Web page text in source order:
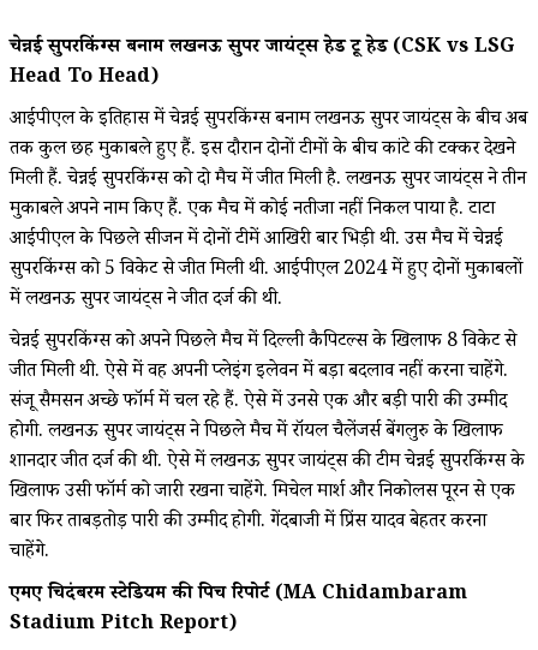
चेन्नई सुपरकिंग्स बनाम लखनऊ सुपर जायंट्स हेड टू हेड (CSK vs LSG
Head To Head)
आईपीएल के इतिहास में चेन्नई सुपरकिंग्स बनाम लखनऊ सुपर जायंट्स के बीच अब
तक कुल छह मुकाबले हुए हैं. इस दौरान दोनों टीमों के बीच कांटे की टक्कर देखने
मिली हैं. चेन्नई सुपरकिंग्स को दो मैच में जीत मिली है. लखनऊ सुपर जायंट्स ने तीन
मुकाबले अपने नाम किए हैं. एक मैच में कोई नतीजा नहीं निकल पाया है. टाटा
आईपीएल के पिछले सीजन में दोनों टीमें आखिरी बार भिड़ी थी. उस मैच में चेन्नई
सुपरकिंग्स को 5 विकेट से जीत मिली थी. आईपीएल 2024 में हुए दोनों मुकाबलों
में लखनऊ सुपर जायंट्स ने जीत दर्ज की थी.
चेन्नई सुपरकिंग्स को अपने पिछले मैच में दिल्ली कैपिटल्स के खिलाफ 8 विकेट से
जीत मिली थी. ऐसे में वह अपनी प्लेइंग इलेवन में बड़ा बदलाव नहीं करना चाहेंगे.
संजू सैमसन अच्छे फॉर्म में चल रहे हैं. ऐसे में उनसे एक और बड़ी पारी की उम्मीद
होगी. लखनऊ सुपर जायंट्स ने पिछले मैच में रॉयल चैलेंजर्स बेंगलुरु के खिलाफ
शानदार जीत दर्ज की थी. ऐसे में लखनऊ सुपर जायंट्स की टीम चेन्नई सुपरकिंग्स के
खिलाफ उसी फॉर्म को जारी रखना चाहेंगे. मिचेल मार्श और निकोलस पूरन से एक
बार फिर ताबड़तोड़ पारी की उम्मीद होगी. गेंदबाजी में प्रिंस यादव बेहतर करना
चाहेंगे.
एमए चिदंबरम स्टेडियम की पिच रिपोर्ट (MA Chidambaram
Stadium Pitch Report)